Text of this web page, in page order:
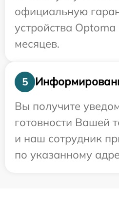
официальную
устройства
месяцев.
5
Вы получите
готовности Вашей
и наш сотрудник
по указанному